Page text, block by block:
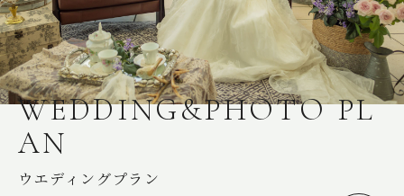
お問い合わせ
0558-83-5116
TOP
LOCATION
WEDDING&PHOTO PL
AN
ウエディングプラン